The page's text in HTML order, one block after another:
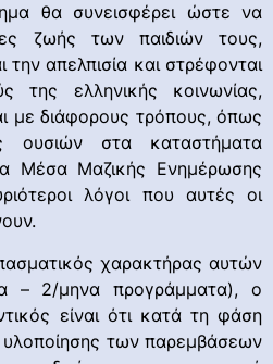
θα συνεισφέρει ώστε να
ζωής των παιδιών τους,
απελπισία και στρέφονται
της ελληνικής κοινωνίας,
με διάφορους τρόπους, όπως
ουσιών στα καταστήματα
Μέσα Μαζικής Ενημέρωσης
λόγοι που αυτές οι
χαρακτήρας αυτών
– 2/μηνα προγράμματα), ο
είναι ότι κατά τη φάση
υλοποίησης των παρεμβάσεων